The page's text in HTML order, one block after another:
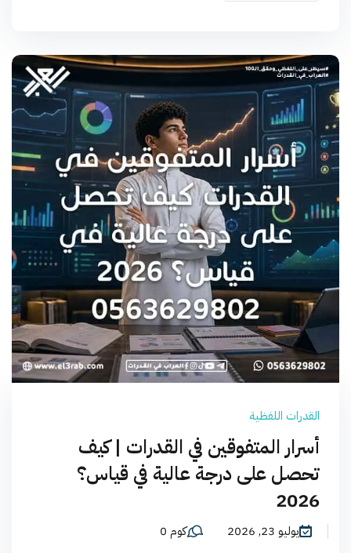
القدرات اللفظية
أسرار المتفوقين في القدرات | كيف
تحصل على درجة عالية في قياس؟
2026
يوليو 23, 2026
كوم 0